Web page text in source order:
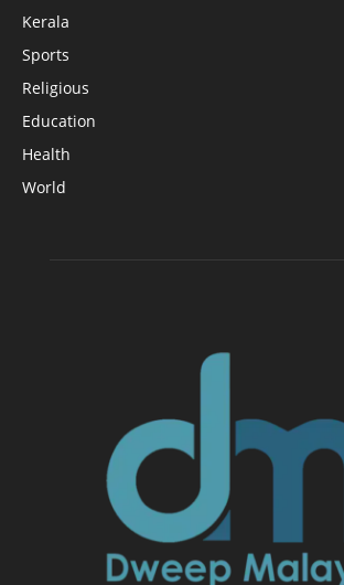
Kerala
Sports
Religious
Education
Health
World